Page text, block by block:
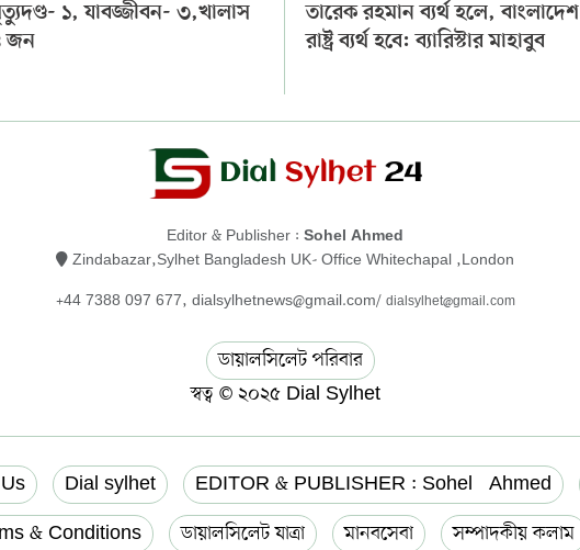
১, যাবজ্জীবন- ৩,খালাস
জন
তারেক রহমান ব্যর্থ হলে, বাংলাদেশ
রাষ্ট্র ব্যর্থ হবে: ব্যারিস্টার মাহাবুব
Editor & Publisher : Sohel Ahmed
Zindabazar,Sylhet Bangladesh UK- Office Whitechapal ,London
+44 7388 097 677, dialsylhetnews@gmail.com/ dialsylhet@gmail.com
ডায়ালসিলেট পরিবার
স্বত্ব © ২০২৫ Dial Sylhet
Dial sylhet EDITOR & PUBLISHER : Sohel Ahmed
& Conditions
ডায়ালসিলেট যাত্রা মানবসেবা সম্পাদকীয় কলাম